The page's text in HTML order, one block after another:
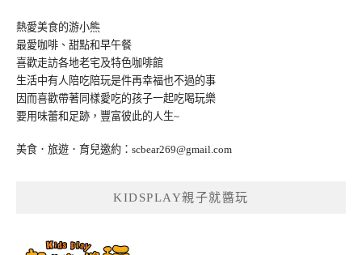
熱愛美食的游小熊
最愛咖啡、甜點和早午餐
喜歡走訪各地老宅及特色咖啡館
生活中有人陪吃陪玩是件再幸福也不過的事
因而喜歡帶著同樣愛吃的孩子一起吃喝玩樂
要用味蕾和足跡，豐富彼此的人生~
美食．旅遊．育兒邀約： scbear269@gmail.com
KIDSPLAY親子就醬玩